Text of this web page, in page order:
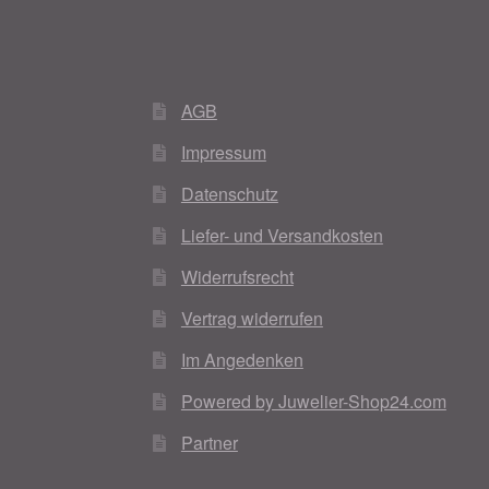
AGB
Impressum
Datenschutz
Liefer- und Versandkosten
Widerrufsrecht
Vertrag widerrufen
Im Angedenken
Powered by Juwelier-Shop24.com
Partner